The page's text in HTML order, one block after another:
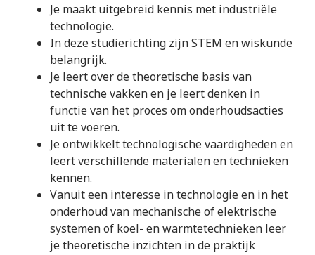
Je maakt uitgebreid kennis met industriële
technologie.
In deze studierichting zijn STEM en wiskunde
belangrijk.
Je leert over de theoretische basis van
technische vakken en je leert denken in
functie van het proces om onderhoudsacties
uit te voeren.
Je ontwikkelt technologische vaardigheden en
leert verschillende materialen en technieken
kennen.
Vanuit een interesse in technologie en in het
onderhoud van mechanische of elektrische
systemen of koel- en warmtetechnieken leer
je theoretische inzichten in de praktijk